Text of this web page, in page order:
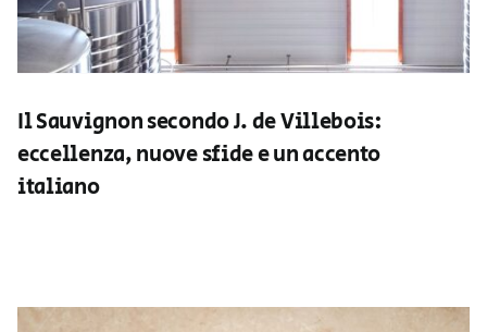
Il Sauvignon secondo J. de Villebois:
eccellenza, nuove sfide e un accento
italiano